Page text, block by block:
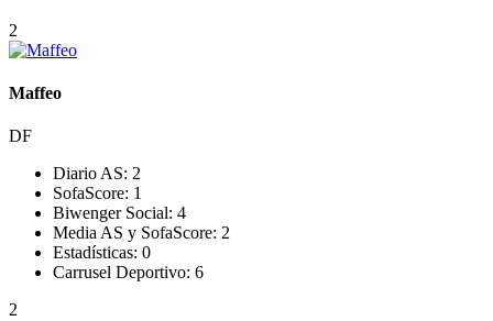
2
Maffeo
DF
Diario AS: 2
SofaScore: 1
Biwenger Social: 4
Media AS y SofaScore: 2
Estadísticas: 0
Carrusel Deportivo: 6
2